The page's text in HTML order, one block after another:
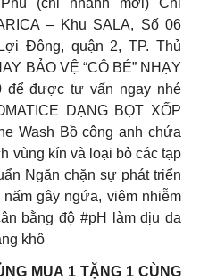
(chi nhánh mới) Chi
– Khu SALA, Số 06
Đông, quận 2, TP. Thủ
BẢO VỆ “CÔ BÉ” NHẠY
để được tư vấn ngay nhé
DẠNG BỌT XỐP
Wash Bồ công anh chứa
vùng kín và loại bỏ các tạp
Ngăn chặn sự phát triển
gây ngứa, viêm nhiễm
bằng độ #pH làm dịu da
khô
MUA 1 TẶNG 1 CÙNG